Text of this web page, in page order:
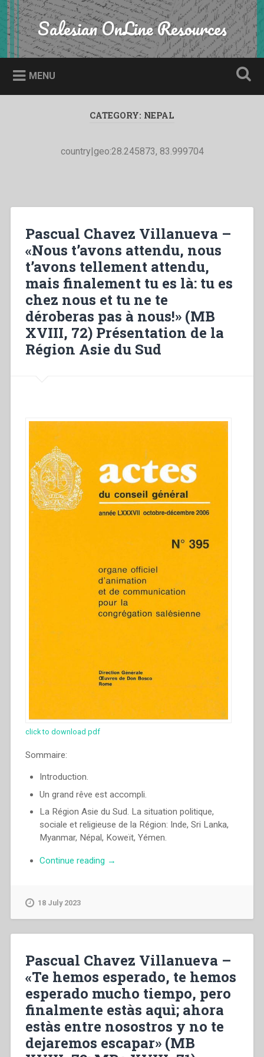
Skip
to
content
Search Salesian OnLine Resources
MENU
CATEGORY: NEPAL
country|geo:28.245873, 83.999704
Pascual Chavez Villanueva –
«Nous t’avons attendu, nous
t’avons tellement attendu,
mais finalement tu es là: tu es
chez nous et tu ne te
déroberas pas à nous!» (MB
XVIII, 72) Présentation de la
Région Asie du Sud
click to download pdf
Sommaire:
Introduction.
Un grand rêve est accompli.
La Région Asie du Sud. La situation politique,
sociale et religieuse de la Région: Inde, Sri Lanka,
Myanmar, Népal, Koweït, Yémen.
Continue reading “Pascual
t’avons
tellement
attendu,
finalement
tu
es
là:
→
18 July 2023
Pascual Chavez Villanueva –
«Te hemos esperado, te hemos
esperado mucho tiempo, pero
finalmente estàs aquì; ahora
estàs entre nosostros y no te
dejaremos escapar» (MB